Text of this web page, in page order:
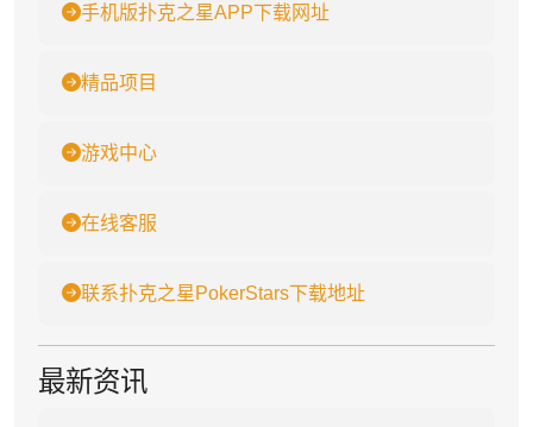
手机版扑克之星APP下载网址
精品项目
游戏中心
在线客服
联系扑克之星PokerStars下载地址
最新资讯